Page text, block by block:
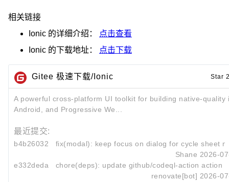
相关链接
Ionic 的详细介绍：
点击查看
Ionic 的下载地址： 点击下载
Gitee 极速下载/Ionic Star
A powerful cross-platform UI toolkit for building native-quality
Android, and Progressive We...
最近提交:
b4b26032
fix(modal): keep focus on dialog for cycle sheet
Shane 2026-
e332deda
chore(deps): update github/codeql-action action
renovate[bot] 2026-